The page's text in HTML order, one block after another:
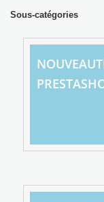
Sous-catégories